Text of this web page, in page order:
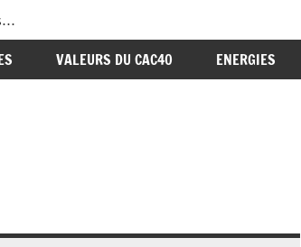
VALEURS DU CAC40 ENERGIES